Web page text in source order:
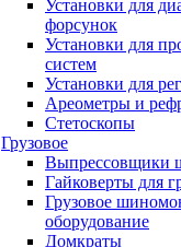
Установки для
форсунок
Установки для
систем
Установки для
Ареометры и
Стетоскопы
Грузовое
Выпрессовщики
Гайковерты для
Грузовое
оборудование
Домкраты